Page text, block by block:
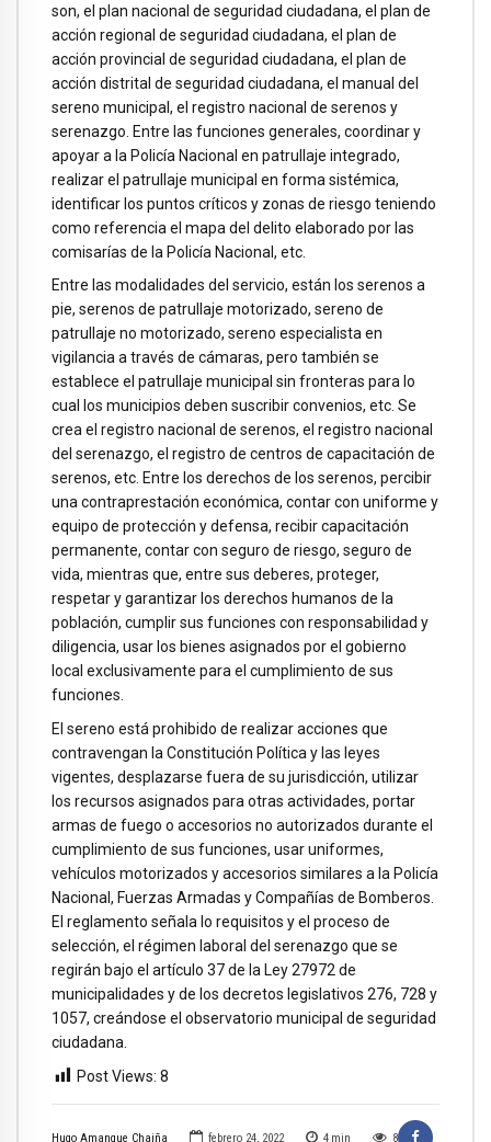
Hugo Amanque Chaiña febrero 24, 2022 4 min 8
son, el plan nacional de seguridad ciudadana, el plan de
acción regional de seguridad ciudadana, el plan de
acción provincial de seguridad ciudadana, el plan de
acción distrital de seguridad ciudadana, el manual del
sereno municipal, el registro nacional de serenos y
serenazgo. Entre las funciones generales, coordinar y
apoyar a la Policía Nacional en patrullaje integrado,
realizar el patrullaje municipal en forma sistémica,
identificar los puntos críticos y zonas de riesgo teniendo
como referencia el mapa del delito elaborado por las
comisarías de la Policía Nacional, etc.
Entre las modalidades del servicio, están los serenos a
pie, serenos de patrullaje motorizado, sereno de
patrullaje no motorizado, sereno especialista en
vigilancia a través de cámaras, pero también se
establece el patrullaje municipal sin fronteras para lo
cual los municipios deben suscribir convenios, etc. Se
crea el registro nacional de serenos, el registro nacional
del serenazgo, el registro de centros de capacitación de
serenos, etc. Entre los derechos de los serenos, percibir
una contraprestación económica, contar con uniforme y
equipo de protección y defensa, recibir capacitación
permanente, contar con seguro de riesgo, seguro de
vida, mientras que, entre sus deberes, proteger,
respetar y garantizar los derechos humanos de la
población, cumplir sus funciones con responsabilidad y
diligencia, usar los bienes asignados por el gobierno
local exclusivamente para el cumplimiento de sus
funciones.
El sereno está prohibido de realizar acciones que
contravengan la Constitución Política y las leyes
vigentes, desplazarse fuera de su jurisdicción, utilizar
los recursos asignados para otras actividades, portar
armas de fuego o accesorios no autorizados durante el
cumplimiento de sus funciones, usar uniformes,
vehículos motorizados y accesorios similares a la Policía
Nacional, Fuerzas Armadas y Compañías de Bomberos.
El reglamento señala lo requisitos y el proceso de
selección, el régimen laboral del serenazgo que se
regirán bajo el artículo 37 de la Ley 27972 de
municipalidades y de los decretos legislativos 276, 728 y
1057, creándose el observatorio municipal de seguridad
ciudadana.
Post Views: 8